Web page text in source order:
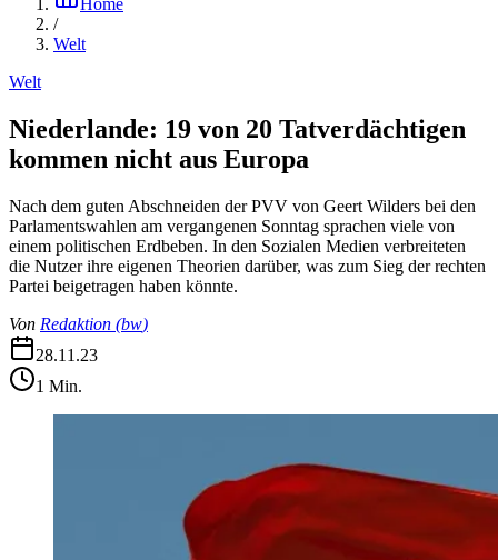
Home
/
Welt
Welt
Niederlande: 19 von 20 Tatverdächtigen
kommen nicht aus Europa
Nach dem guten Abschneiden der PVV von Geert Wilders bei den
Parlamentswahlen am vergangenen Sonntag sprachen viele von
einem politischen Erdbeben. In den Sozialen Medien verbreiteten
die Nutzer ihre eigenen Theorien darüber, was zum Sieg der rechten
Partei beigetragen haben könnte.
Von Redaktion (bw)
28.11.23
1 Min.